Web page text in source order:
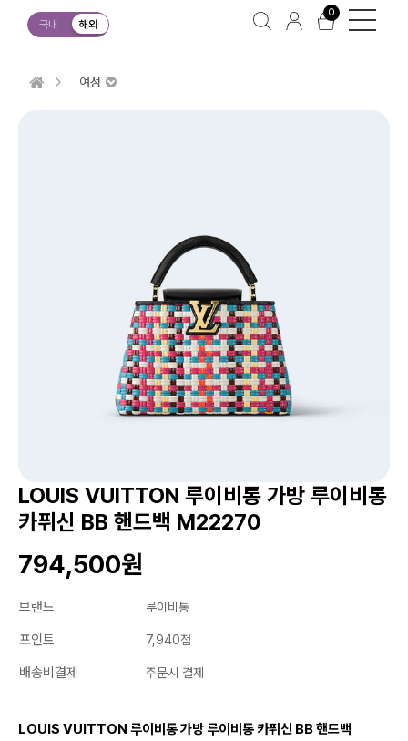
국내 해외
0
여성
LOUIS VUITTON 루이비통 가방 루이비통
카퓌신 BB 핸드백 M22270
794,500원
브랜드 루이비통
포인트 7,940점
배송비결제 주문시 결제
LOUIS VUITTON 루이비통 가방 루이비통 카퓌신 BB 핸드백